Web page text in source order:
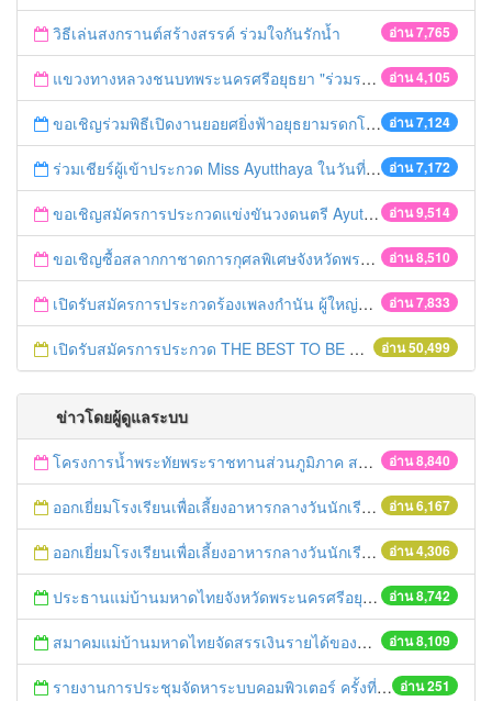
อ่าน 7,765
วิธีเล่นสงกรานต์สร้างสรรค์ ร่วมใจกันรักน้ำ
อ่าน 4,105
แขวงทางหลวงชนบทพระนครศรีอยุธยา "ร่วมรณรงค์ ขับช้า เปิดไฟหน้า คาดเข็มขัด" เทศกาลสงกรานต์ ปี 2561
อ่าน 7,124
ขอเชิญร่วมพิธีเปิดงานยอยศยิ่งฟ้าอยุธยามรดกโลก
อ่าน 7,172
ร่วมเชียร์ผู้เข้าประกวด Miss Ayutthaya ในวันที่ 15 ธันวาคม 2560
อ่าน 9,514
ขอเชิญสมัครการประกวดแข่งขันวงดนตรี Ayutthaya battle of the bands
อ่าน 8,510
ขอเชิญซื้อสลากกาชาดการกุศลพิเศษจังหวัดพระนครศรีอยุธยา 2560
อ่าน 7,833
เปิดรับสมัครการประกวดร้องเพลงกำนัน ผู้ใหญ่บ้าน ฯลฯ
อ่าน 50,499
เปิดรับสมัครการประกวด THE BEST TO BE NUMBER ONE
ข่าวโดยผู้ดูแลระบบ
อ่าน 8,840
โครงการน้ำพระทัยพระราชทานส่วนภูมิภาค สภาสังคมสงเคราะห์แห่งประเทศไทย ในพระบรมราชูปถัมภ์ ประจำปี 2559
อ่าน 6,167
ออกเยี่ยมโรงเรียนเพื่อเลี้ยงอาหารกลางวันนักเรียนโรงเรียนที่อยู่ห่างไกลในพื้นที่ จ.พระนครศรีอยุธยา (โรงเรียนวัดลำตะเคียน)
อ่าน 4,306
ออกเยี่ยมโรงเรียนเพื่อเลี้ยงอาหารกลางวันนักเรียนโรงเรียนที่อยู่ห่างไกลในพื้นที่ จ.พระนครศรีอยุธยา (โรงเรียนวัดสนามทอง)
อ่าน 8,742
ประธานแม่บ้านมหาดไทยจังหวัดพระนครศรีอยุธยา และคณะฯ ออกเยี่ยมเยาวชนที่ได้รับทุนจากมูลนิธิร่วมจิตต์น้อมเกล้าฯ ปีการศึกษา 2558
อ่าน 8,109
สมาคมแม่บ้านมหาดไทยจัดสรรเงินรายได้ของสมาคมฯมอบทุนการศึกษา ประจำปี 2559
อ่าน 251
รายงานการประชุมจัดหาระบบคอมพิวเตอร์ ครั้งที่ 1 / 2559